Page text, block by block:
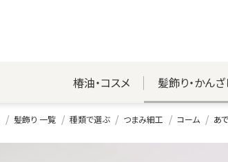
椿油・コスメ 髪飾り・かんざ
髪飾り 一覧 種類で選ぶ つまみ細工 コーム あ